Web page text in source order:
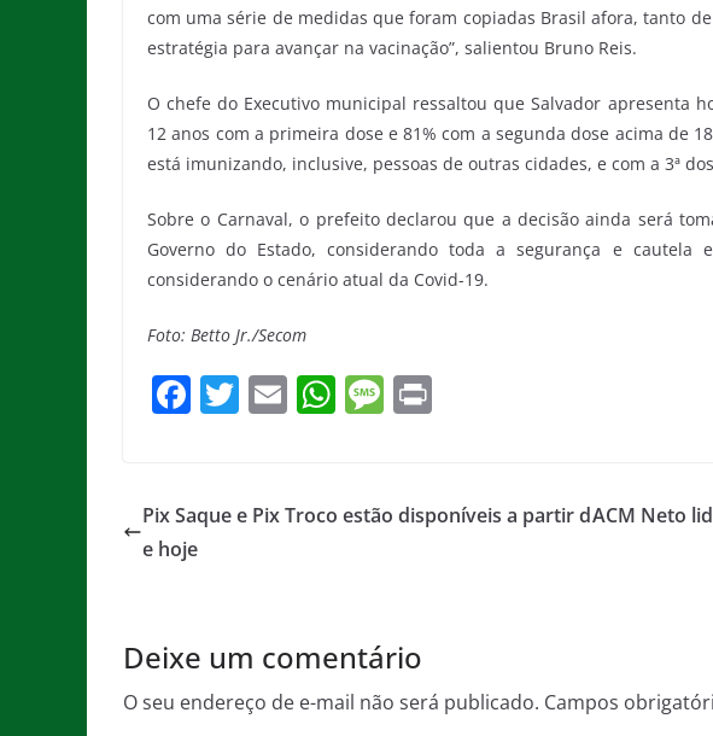
com uma série de medidas que foram copiadas Brasil afora, tanto
estratégia para avançar na vacinação”, salientou Bruno Reis.
O chefe do Executivo municipal ressaltou que Salvador apresenta
12 anos com a primeira dose e 81% com a segunda dose acima de
está imunizando, inclusive, pessoas de outras cidades, e com a 3ª
Sobre o Carnaval, o prefeito declarou que a decisão ainda será
Governo do Estado, considerando toda a segurança e cautela
considerando o cenário atual da Covid-19.
Foto: Betto Jr./Secom
F
e
b
k
T
er
E
l
W
s
M
a
Pix Saque e Pix Troco estão disponíveis a partir d
e hoje
ACM Neto
Deixe um comentário
O seu endereço de e-mail não será publicado. Campos